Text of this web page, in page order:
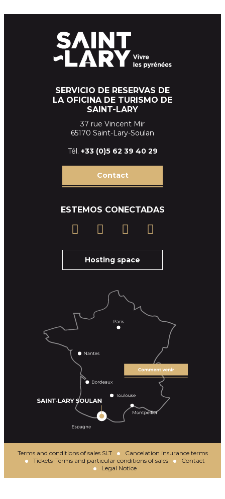
SERVICIO DE RESERVAS DE
LA OFICINA DE TURISMO DE
SAINT-LARY
37 rue Vincent Mir
65170 Saint-Lary-Soulan
Tél. +33 (0)5 62 39 40 29
Contact
ESTEMOS CONECTADAS
Hosting space
Terms and conditions of sales SLT
Cancelation insurance terms
Tickets-Terms and particular conditions of sales
Contact
Legal Notice